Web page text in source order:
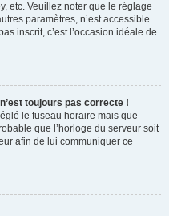
etc. Veuillez noter que le réglage
paramètres, n’est accessible
inscrit, c’est l’occasion idéale de
toujours pas correcte !
le fuseau horaire mais que
que l’horloge du serveur soit
afin de lui communiquer ce